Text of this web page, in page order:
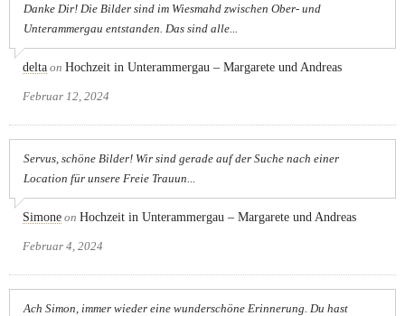
Danke Dir! Die Bilder sind im Wiesmahd zwischen Ober- und
Unterammergau entstanden. Das sind alle...
delta on Hochzeit in Unterammergau – Margarete und Andreas
Februar 12, 2024
Servus, schöne Bilder! Wir sind gerade auf der Suche nach einer
Location für unsere Freie Trauun...
Simone on Hochzeit in Unterammergau – Margarete und Andreas
Februar 4, 2024
Ach Simon, immer wieder eine wunderschöne Erinnerung. Du hast